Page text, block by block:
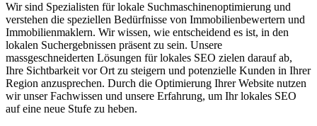
Wir sind Spezialisten für lokale Suchmaschinenoptimierung und
verstehen die speziellen Bedürfnisse von Immobilienbewertern und
Immobilienmaklern. Wir wissen, wie entscheidend es ist, in den
lokalen Suchergebnissen präsent zu sein. Unsere
massgeschneiderten Lösungen für lokales SEO zielen darauf ab,
Ihre Sichtbarkeit vor Ort zu steigern und potenzielle Kunden in Ihrer
Region anzusprechen. Durch die Optimierung Ihrer Website nutzen
wir unser Fachwissen und unsere Erfahrung, um Ihr lokales SEO
auf eine neue Stufe zu heben.